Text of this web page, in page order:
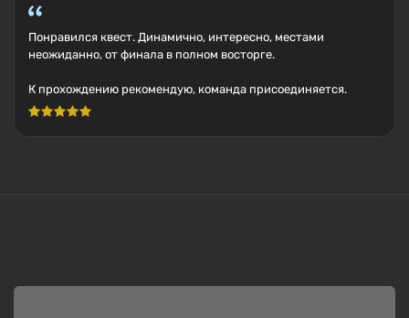
Понравился квест. Динамично, интересно, местами
неожиданно, от финала в полном восторге.
К прохождению рекомендую, команда присоединяется.